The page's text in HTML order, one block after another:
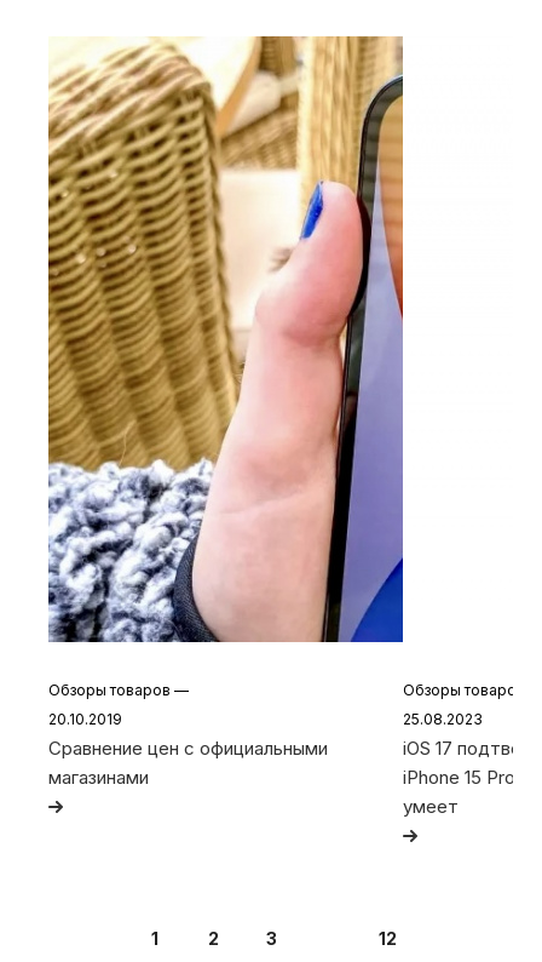
Обзоры товаров —
20.10.2019
Сравнение цен с официальными
магазинами
Обзоры товаров
25.08.2023
iOS 17
iPhone 15 Pro и
умеет
1 2 3 12